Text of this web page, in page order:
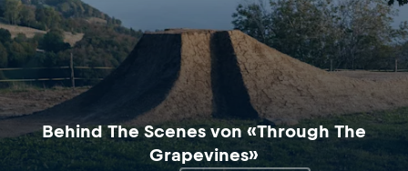
Behind The Scenes von «Through The
Grapevines»